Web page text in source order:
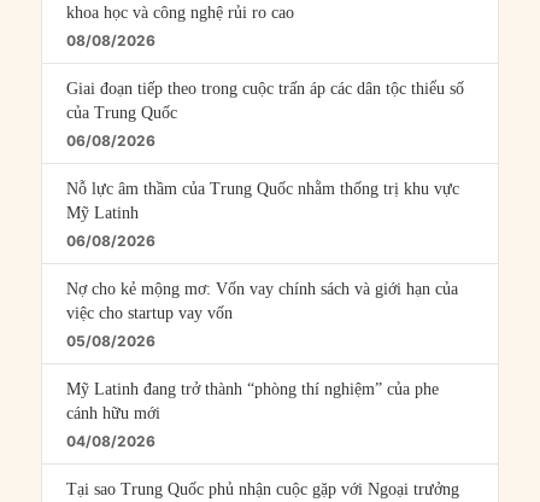
khoa học và công nghệ rủi ro cao
08/08/2026
Giai đoạn tiếp theo trong cuộc trấn áp các dân tộc thiểu số
của Trung Quốc
06/08/2026
Nỗ lực âm thầm của Trung Quốc nhằm thống trị khu vực
Mỹ Latinh
06/08/2026
Nợ cho kẻ mộng mơ: Vốn vay chính sách và giới hạn của
việc cho startup vay vốn
05/08/2026
Mỹ Latinh đang trở thành “phòng thí nghiệm” của phe
cánh hữu mới
04/08/2026
Tại sao Trung Quốc phủ nhận cuộc gặp với Ngoại trưởng